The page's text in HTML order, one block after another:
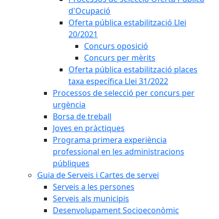
d'Ocupació
Oferta pública estabilització Llei
20/2021
Concurs oposició
Concurs per mèrits
Oferta pública estabilització places
taxa específica Llei 31/2022
Processos de selecció per concurs per
urgència
Borsa de treball
Joves en pràctiques
Programa primera experiència
professional en les administracions
públiques
Guia de Serveis i Cartes de servei
Serveis a les persones
Serveis als municipis
Desenvolupament Socioeconòmic